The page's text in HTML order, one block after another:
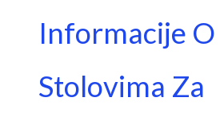
Informacije O
Stolovima Za